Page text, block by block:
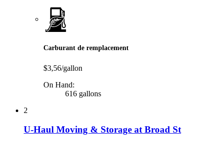
Carburant de remplacement
$3,56/gallon
On Hand:
616 gallons
2
U-Haul Moving & Storage at Broad St